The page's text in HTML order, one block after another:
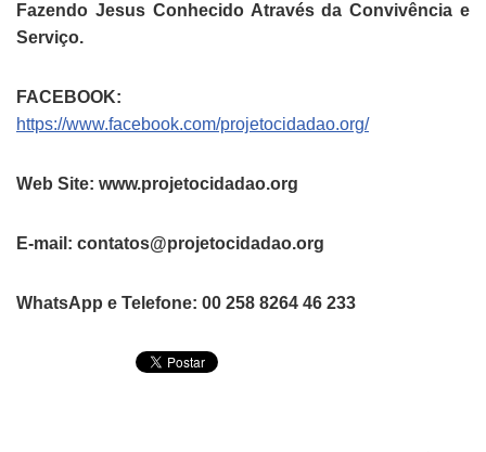
Fazendo Jesus Conhecido Através da Convivência e
Serviço.
FACEBOOK:
https://www.facebook.com/projetocidadao.org/
Web Site: www.projetocidadao.org
E-mail: contatos@projetocidadao.org
WhatsApp e Telefone: 00 258 8264 46 233